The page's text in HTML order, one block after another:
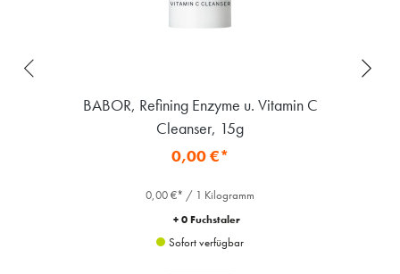
BABOR, Refining Enzyme u. Vitamin C
Cleanser, 15g
0,00 €*
0,00 €* / 1 Kilogramm
+ 0 Fuchstaler
Sofort verfügbar